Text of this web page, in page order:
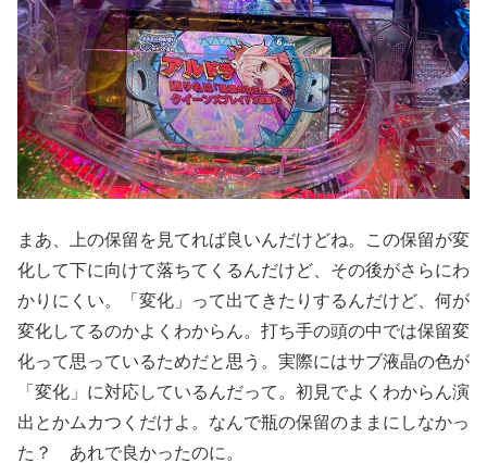
まあ、上の保留を見てれば良いんだけどね。この保留が変
化して下に向けて落ちてくるんだけど、その後がさらにわ
かりにくい。「変化」って出てきたりするんだけど、何が
変化してるのかよくわからん。打ち手の頭の中では保留変
化って思っているためだと思う。実際にはサブ液晶の色が
「変化」に対応しているんだって。初見でよくわからん演
出とかムカつくだけよ。なんで瓶の保留のままにしなかっ
た？ あれで良かったのに。